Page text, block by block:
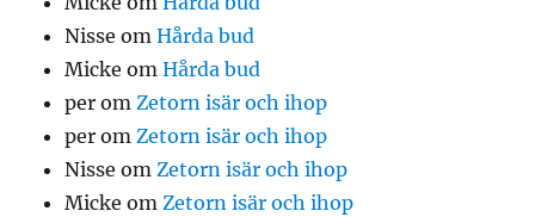
Nisse omHårda bud
Micke omHårda bud
per omZetorn isär och ihop
per omZetorn isär och ihop
Nisse omZetorn isär och ihop
Micke omZetorn isär och ihop